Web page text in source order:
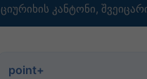
ციურიხის კანტონი,
point+